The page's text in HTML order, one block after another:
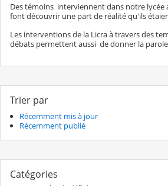
Des témoins interviennent dans notre lycée
font découvrir une part de réalité qu'ils
Les interventions de la Licra à travers des
débats permettent aussi de donner la
Trier par
Récemment mis à jour
Récemment publié
Catégories